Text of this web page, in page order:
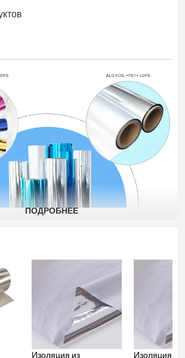
алюминиевой фольги
ПОДРОБНЕЕ
Изоляция из Изоляция из